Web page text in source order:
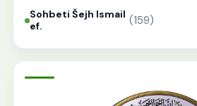
Sohbeti Šejh Ismail
ef.
(159)